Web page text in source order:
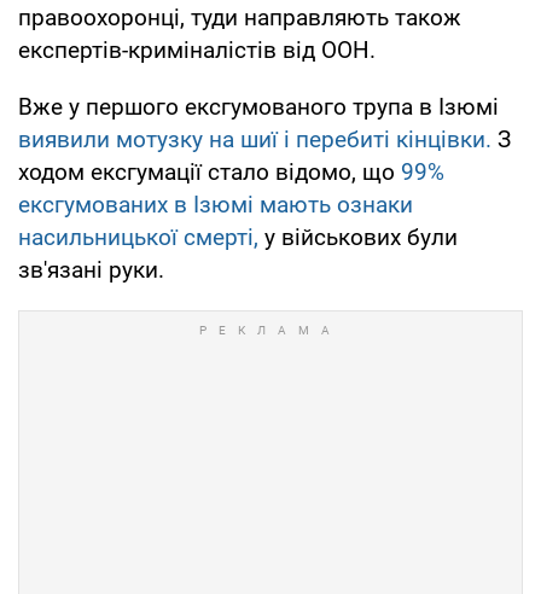
правоохоронці, туди направляють також
експертів-криміналістів від ООН.
Вже у першого ексгумованого трупа в Ізюмі
виявили мотузку на шиї і перебиті кінцівки. З
ходом ексгумації стало відомо, що 99%
ексгумованих в Ізюмі мають ознаки
насильницької смерті, у військових були
зв'язані руки.